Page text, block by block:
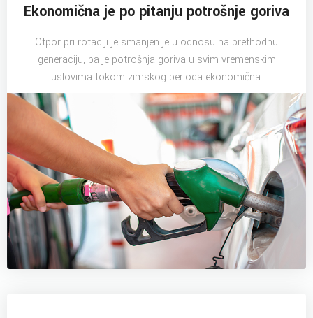
Ekonomična je po pitanju potrošnje goriva
Otpor pri rotaciji je smanjen je u odnosu na prethodnu
generaciju, pa je potrošnja goriva u svim vremenskim
uslovima tokom zimskog perioda ekonomična.